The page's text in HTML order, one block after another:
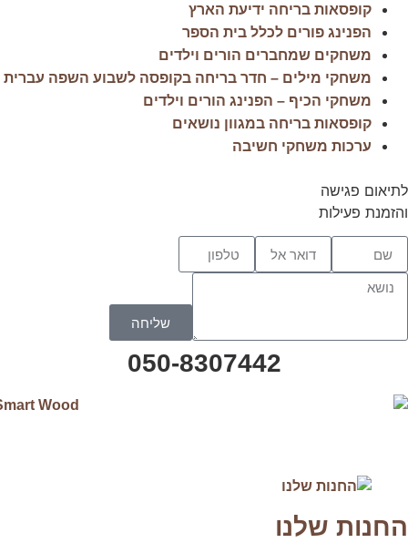
קופסאות בריחה ידיעת הארץ
הפנינג פורים לכלל בית הספר
משחקים שמחברים הורים וילדים
משחקי מילים – חדר בריחה בקופסה לשבוע השפה עברית
משחקי הכיף – הפנינג הורים וילדים
קופסאות בריחה במגוון נושאים
ערכות משחקי חשיבה
לתיאום פגישה
והזמנת פעילות
שליחה
050-8307442
החנות שלנו